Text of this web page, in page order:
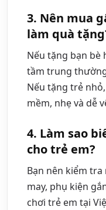
3. Nên mua
làm quà
Nếu tặng bạn bè
tầm trung
Nếu tặng trẻ
mềm, nhẹ và dễ
4. Làm sao
cho trẻ em?
Bạn nên kiểm
may, phụ kiện
chơi trẻ em tại